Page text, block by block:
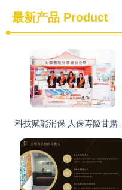
最新产品 Product